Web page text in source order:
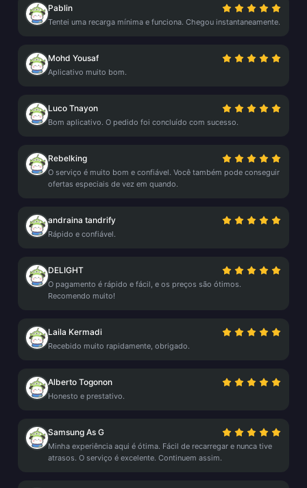
Pablin
Tentei uma recarga mínima e funciona. Chegou instantaneamente.
Mohd Yousaf
Aplicativo muito bom.
Luco Tnayon
Bom aplicativo. O pedido foi concluído com sucesso.
Rebelking
O serviço é muito bom e confiável. Você também pode conseguir
ofertas especiais de vez em quando.
andraina tandrify
Rápido e confiável.
DELIGHT
O pagamento é rápido e fácil, e os preços são ótimos.
Recomendo muito!
Laila Kermadi
Recebido muito rapidamente, obrigado.
Alberto Togonon
Honesto e prestativo.
Samsung As G
Minha experiência aqui é ótima. Fácil de recarregar e nunca tive
atrasos. O serviço é excelente. Continuem assim.